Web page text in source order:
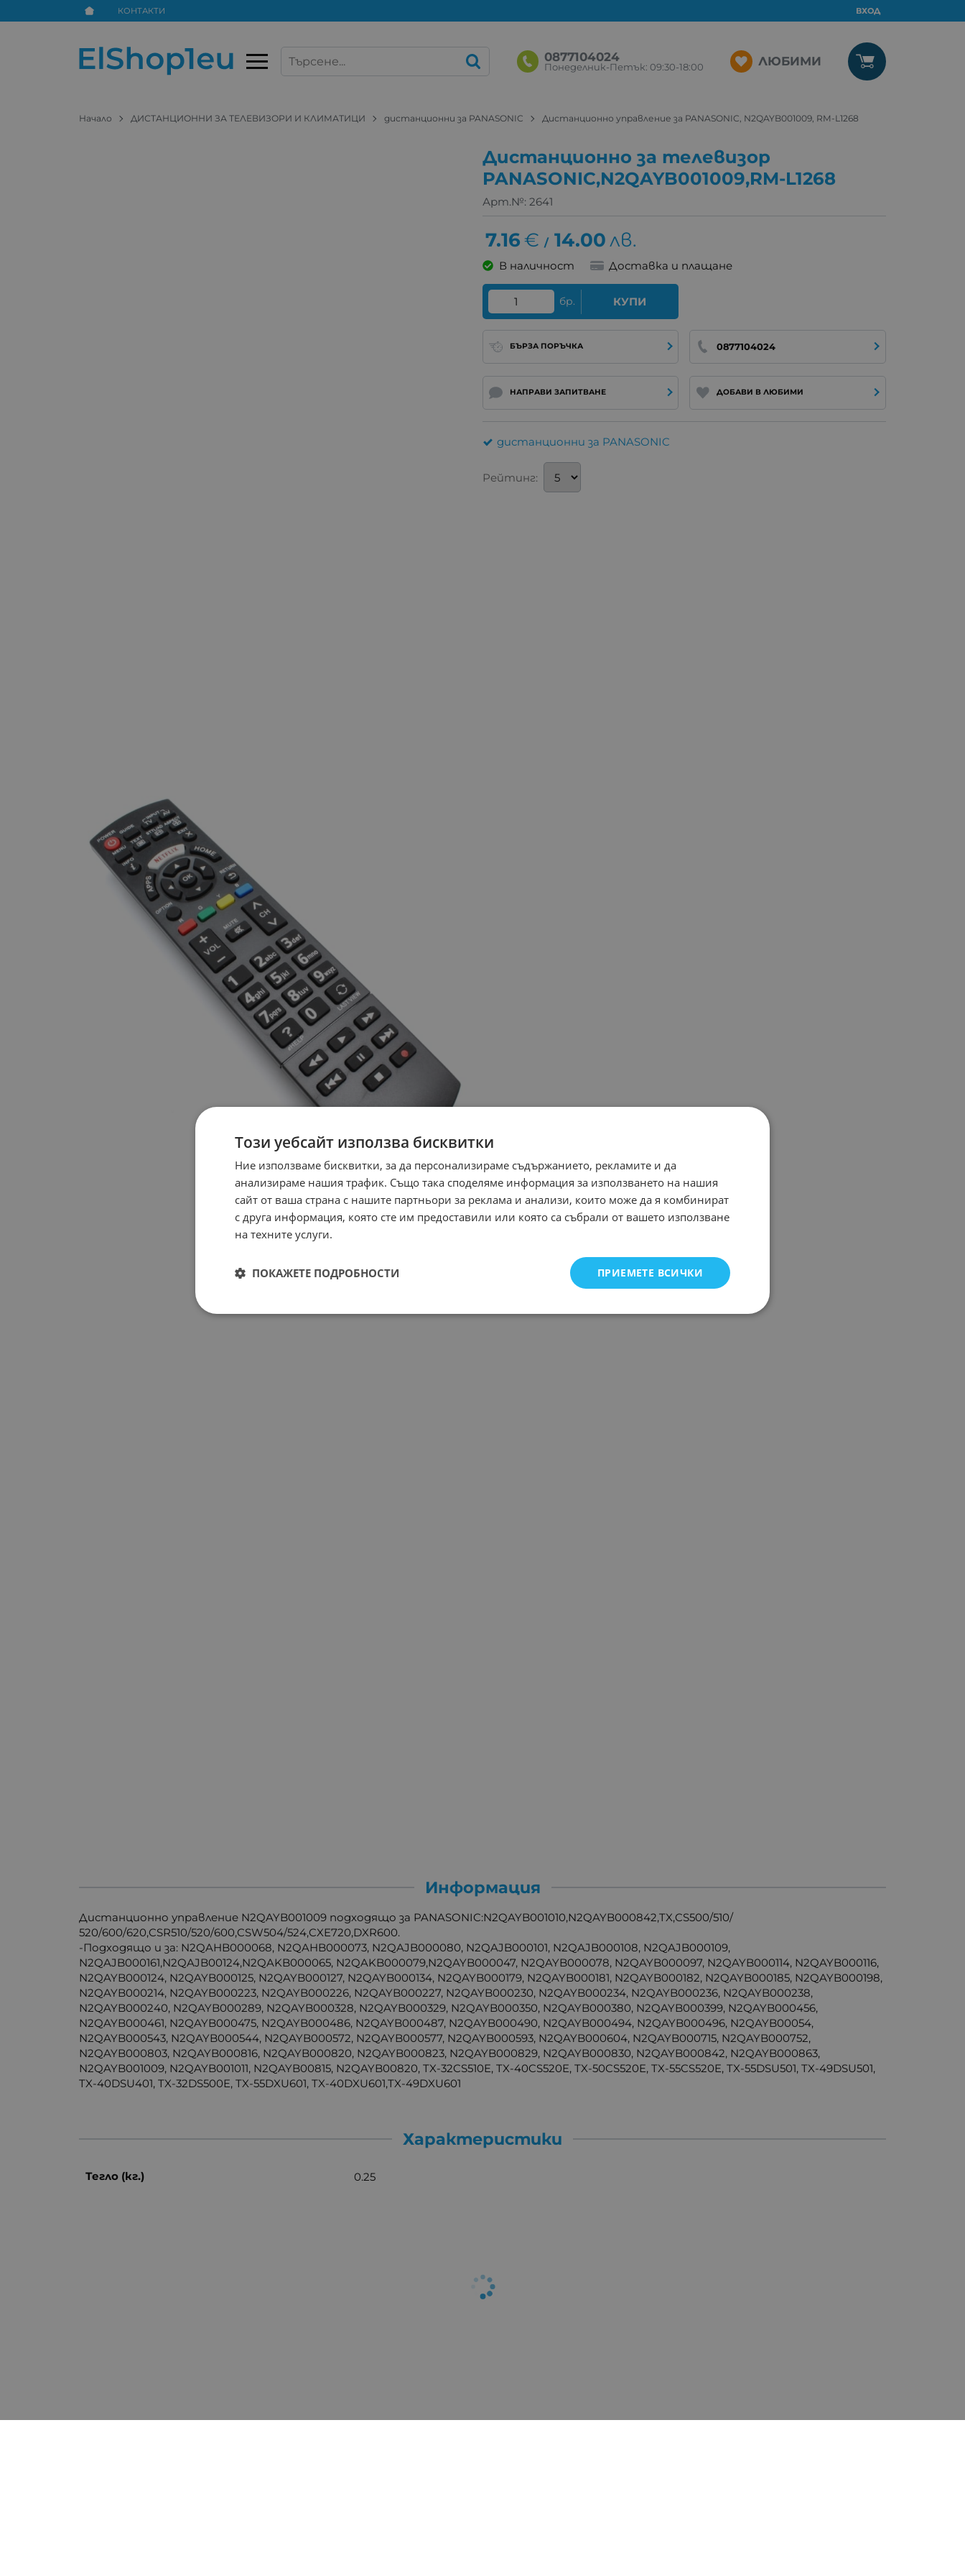
КОНТАКТИ ВХОД
0877104024
Понеделник-Петък: 09:30-18:00 ЛЮБИМИ
Начало ДИСТАНЦИОННИ ЗА ТЕЛЕВИЗОРИ И КЛИМАТИЦИ дистанционни за PANASONIC Дистанционно управление за PANASONIC, N2QAYB001009, RM-L1268
Дистанционно за телевизор
PANASONIC,N2QAYB001009,RM-L1268
Арт.№: 2641
7.16€ / 14.00лв.
В наличност Доставка и плащане
бр. КУПИ
БЪРЗА ПОРЪЧКА 0877104024
НАПРАВИ ЗАПИТВАНЕ ДОБАВИ В ЛЮБИМИ
дистанционни за PANASONIC
Рейтинг:
Информация
Дистанционно управление N2QAYB001009 подходящо за PANASONIC:N2QAYB001010,N2QAYB000842,TX,CS500/510/
520/600/620,CSR510/520/600,CSW504/524,CXE720,DXR600.
-Подходящо и за: N2QAHB000068, N2QAHB000073, N2QAJB000080, N2QAJB000101, N2QAJB000108, N2QAJB000109,
N2QAJB000161,N2QAJB00124,N2QAKB000065, N2QAKB000079,N2QAYB000047, N2QAYB000078, N2QAYB000097, N2QAYB000114, N2QAYB000116,
N2QAYB000124, N2QAYB000125, N2QAYB000127, N2QAYB000134, N2QAYB000179, N2QAYB000181, N2QAYB000182, N2QAYB000185, N2QAYB000198,
N2QAYB000214, N2QAYB000223, N2QAYB000226, N2QAYB000227, N2QAYB000230, N2QAYB000234, N2QAYB000236, N2QAYB000238,
N2QAYB000240, N2QAYB000289, N2QAYB000328, N2QAYB000329, N2QAYB000350, N2QAYB000380, N2QAYB000399, N2QAYB000456,
N2QAYB000461, N2QAYB000475, N2QAYB000486, N2QAYB000487, N2QAYB000490, N2QAYB000494, N2QAYB000496, N2QAYB00054,
N2QAYB000543, N2QAYB000544, N2QAYB000572, N2QAYB000577, N2QAYB000593, N2QAYB000604, N2QAYB000715, N2QAYB000752,
N2QAYB000803, N2QAYB000816, N2QAYB000820, N2QAYB000823, N2QAYB000829, N2QAYB000830, N2QAYB000842, N2QAYB000863,
N2QAYB001009, N2QAYB001011, N2QAYB00815, N2QAYB00820, TX-32CS510E, TX-40CS520E, TX-50CS520E, TX-55CS520E, TX-55DSU501, TX-49DSU501,
TX-40DSU401, TX-32DS500E, TX-55DXU601, TX-40DXU601,TX-49DXU601
Характеристики
Тегло (кг.) 0.25
Този уебсайт използва бисквитки
Ние използваме бисквитки, за да персонализираме съдържанието, рекламите и да
анализираме нашия трафик. Също така споделяме информация за използването на нашия
сайт от ваша страна с нашите партньори за реклама и анализи, които може да я комбинират
с друга информация, която сте им предоставили или която са събрали от вашето използване
на техните услуги.
ПРИЕМЕТЕ ВСИЧКИ
ПОКАЖЕТЕ ПОДРОБНОСТИ